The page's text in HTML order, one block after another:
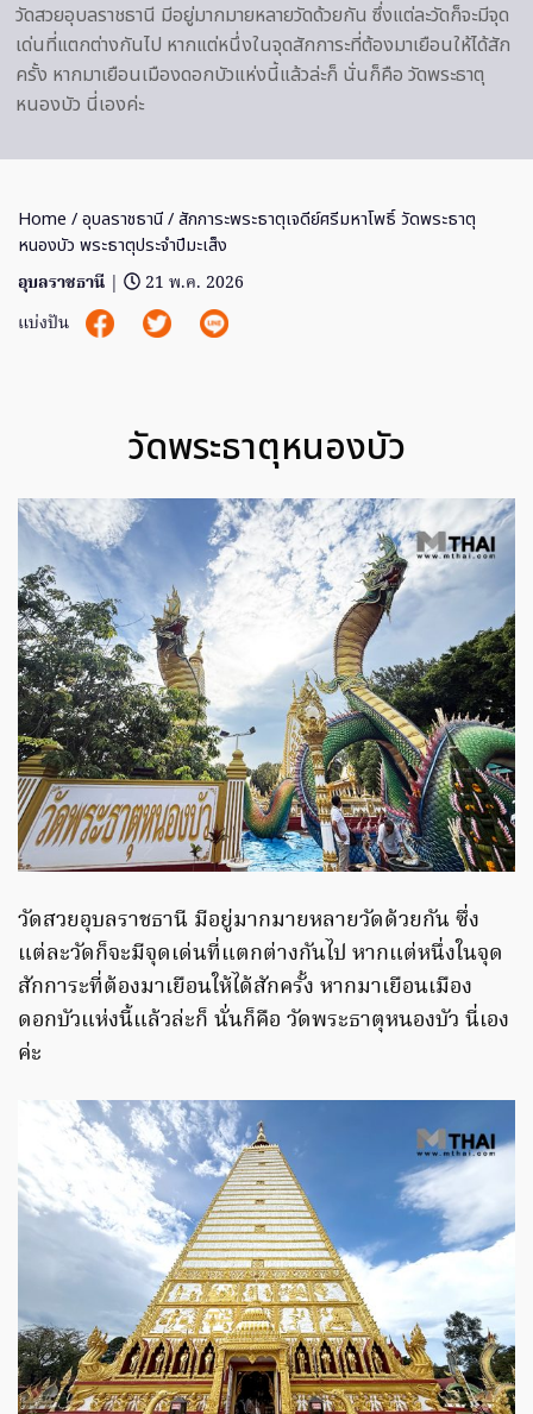
วัดสวยอุบลราชธานี มีอยู่มากมายหลายวัดด้วยกัน ซึ่งแต่ละวัดก็จะมีจุด
เด่นที่แตกต่างกันไป หากแต่หนึ่งในจุดสักการะที่ต้องมาเยือนให้ได้สัก
ครั้ง หากมาเยือนเมืองดอกบัวแห่งนี้แล้วล่ะก็ นั่นก็คือ วัดพระธาตุ
หนองบัว นี่เองค่ะ
Home /อุบลราชธานี/ สักการะพระธาตุเจดีย์ศรีมหาโพธิ์ วัดพระธาตุ
หนองบัว พระธาตุประจำปีมะเส็ง
อุบลราชธานี |
21 พ.ค. 2026
แบ่งปัน
วัดพระธาตุหนองบัว
วัดสวยอุบลราชธานี มีอยู่มากมายหลายวัดด้วยกัน ซึ่ง
แต่ละวัดก็จะมีจุดเด่นที่แตกต่างกันไป หากแต่หนึ่งในจุด
สักการะที่ต้องมาเยือนให้ได้สักครั้ง หากมาเยือนเมือง
ดอกบัวแห่งนี้แล้วล่ะก็ นั่นก็คือ วัดพระธาตุหนองบัว นี่เอง
ค่ะ